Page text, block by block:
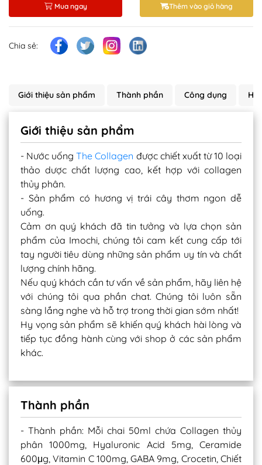
Mua ngay Thêm vào giỏ hàng
Chia sẻ:
Giới thiệu sản phẩm Thành phần Công dụng
Giới thiệu sản phẩm
- Nước uốngThe Collagen được chiết xuất từ 10 loại
thảo dược chất lượng cao, kết hợp với collagen
thủy phân.
- Sản phẩm có hương vị trái cây thơm ngon dễ
uống.
Cảm ơn quý khách đã tin tưởng và lựa chọn sản
phẩm của Imochi, chúng tôi cam kết cung cấp tới
tay người tiêu dùng những sản phẩm uy tín và chất
lượng chính hãng.
Nếu quý khách cần tư vấn về sản phẩm, hãy liên hệ
với chúng tôi qua phần chat. Chúng tôi luôn sẵn
sàng lắng nghe và hỗ trợ trong thời gian sớm nhất!
Hy vọng sản phẩm sẽ khiến quý khách hài lòng và
tiếp tục đồng hành cùng với shop ở các sản phẩm
khác.
Thành phần
- Thành phần: Mỗi chai 50ml chứa Collagen thủy
phân 1000mg, Hyaluronic Acid 5mg, Ceramide
600μg, Vitamin C 100mg, GABA 9mg, Crocetin, Chiết